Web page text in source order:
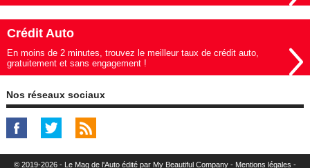
Crédit Auto
En moins de 2 minutes, trouvez le meilleur taux de crédit auto,
gratuitement et sans engagement !
Nos réseaux sociaux
© 2019-2026 - Le Mag de l'Auto édité par My Beautiful Company - Mentions légales -